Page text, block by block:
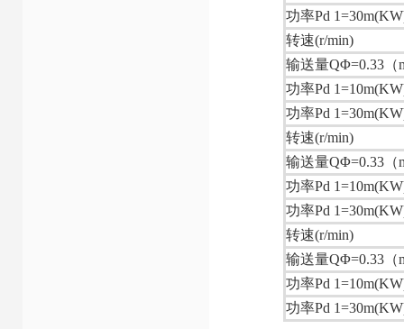
功率Pd
转速(r/min)
输送量QΦ=0.33（
功率Pd
功率Pd
转速(r/min)
输送量QΦ=0.33（
功率Pd
功率Pd
转速(r/min)
输送量QΦ=0.33（
功率Pd
功率Pd